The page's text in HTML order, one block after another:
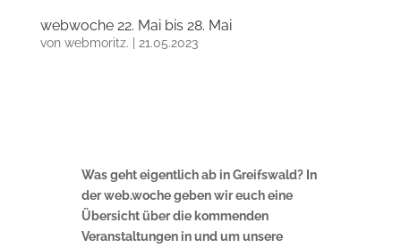
webwoche 22. Mai bis 28. Mai
von webmoritz. 21.05.2023
Was geht eigentlich ab in Greifswald? In
der web.woche geben wir euch eine
Übersicht über die kommenden
Veranstaltungen in und um unsere